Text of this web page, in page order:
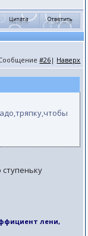
#26 | Наверх
лени,